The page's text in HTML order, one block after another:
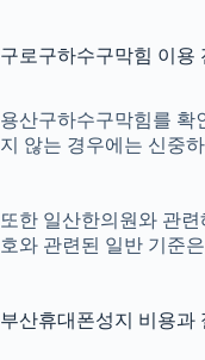
구로구하수구막힘 이용
용산구하수구막힘를 확
지 않는 경우에는 신중
또한 일산한의원와 관
호와 관련된 일반 기준은
부산휴대폰성지 비용과